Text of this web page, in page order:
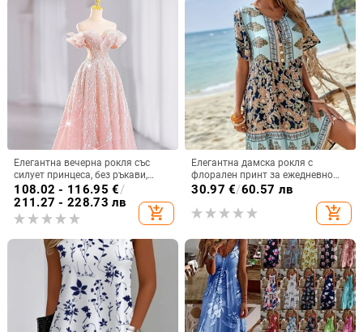
Елегантна вечерна рокля със
силует принцеса, без ръкави,
дълга пола, талия средна,
полиестер
108.02 - 116.95 €/
211.27 - 228.73 лв
add_shopping_cart
Елегантна дамска рокля с
флорален принт за ежедневно
пътуване до работа, европейска
и американска, трансгранична,
Amazon, 2025 г.
30.97 €/60.57 лв
add_shopping_cart